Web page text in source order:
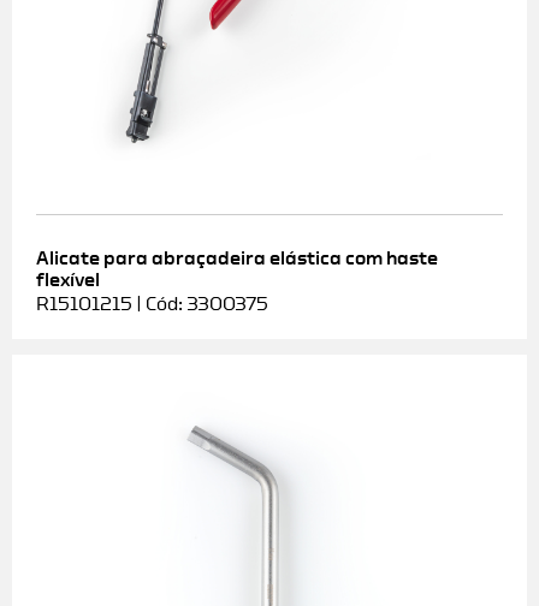
Alicate para abraçadeira elástica com haste
flexível
R15101215 | Cód: 3300375